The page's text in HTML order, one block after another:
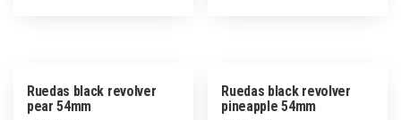
Ruedas black revolver
pear 54mm
Ruedas black revolver
pineapple 54mm